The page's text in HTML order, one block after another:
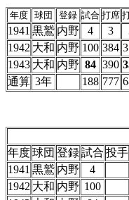
年度 球団 登録 試合 打席
1941 黒鷲 内野 4 3
1942 大和 内野 100 384
1943 大和 内野 84 390
通算 3年 188 777
年度球団 登録試合 投手
1941 黒鷲 内野 4
1942 大和 内野 100